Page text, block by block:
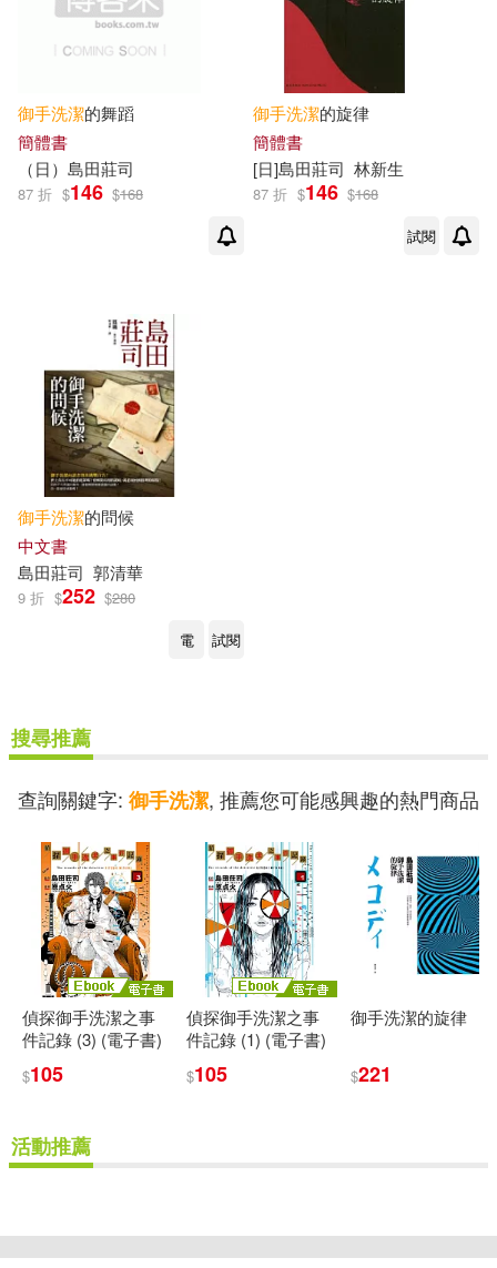
御手洗潔的舞蹈
簡體書
（日）島田莊司
87 折 $146 $168
御手洗潔的旋律
簡體書
[日]島田莊司 林新生
87 折 $146 $168
試閱
御手洗潔的問候
中文書
島田莊司 郭清華
9 折 $252 $280
電
試閱
搜尋推薦
查詢關鍵字: 御手洗潔, 推薦您可能感興趣的熱門商品
偵探御手洗潔之事
件記錄 (3) (電子書)
$105
偵探御手洗潔之事
件記錄 (1) (電子書)
$105
御手洗潔的旋律
$221
活動推薦